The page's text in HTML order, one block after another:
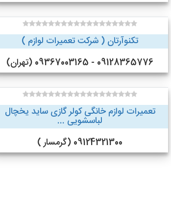
تکنوآرتان ( شرکت تعمیرات لوازم )
09128365776 - 09367003165 (تهران)
تعمیرات لوازم خانگی کولر گازی ساید یخچال
لباسشویی ...
09124321300 (گرمسار )